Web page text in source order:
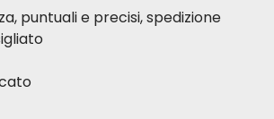
puntuali e precisi, spedizione